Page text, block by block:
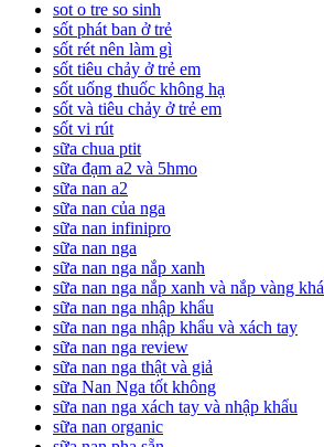
sot o tre so sinh
sốt phát ban ở trẻ
sốt rét nên làm gì
sốt tiêu chảy ở trẻ em
sốt uống thuốc không hạ
sốt và tiêu chảy ở trẻ em
sốt vi rút
sữa chua ptit
sữa đạm a2 và 5hmo
sữa nan a2
sữa nan của nga
sữa nan infinipro
sữa nan nga
sữa nan nga nắp xanh
sữa nan nga nắp xanh và nắp vàng
sữa nan nga nhập khẩu
sữa nan nga nhập khẩu và xách tay
sữa nan nga review
sữa nan nga thật và giả
sữa Nan Nga tốt không
sữa nan nga xách tay và nhập khẩu
sữa nan organic